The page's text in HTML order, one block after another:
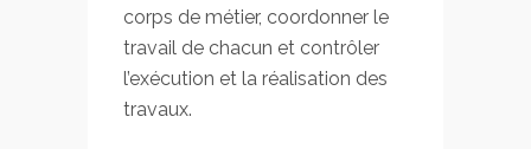
corps de métier, coordonner le
travail de chacun et contrôler
l’exécution et la réalisation des
travaux.